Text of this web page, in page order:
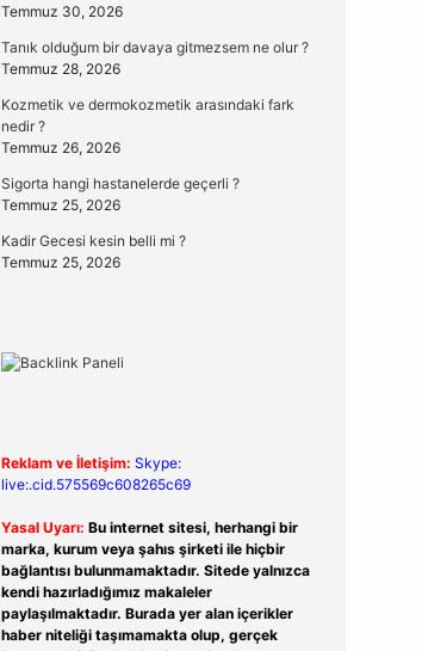
Temmuz 30, 2026
Tanık olduğum bir davaya gitmezsem ne olur ?
Temmuz 28, 2026
Kozmetik ve dermokozmetik arasındaki fark
nedir ?
Temmuz 26, 2026
Sigorta hangi hastanelerde geçerli ?
Temmuz 25, 2026
Kadir Gecesi kesin belli mi ?
Temmuz 25, 2026
Reklam ve İletişim: Skype:
live:.cid.575569c608265c69
Yasal Uyarı: Bu internet sitesi, herhangi bir
marka, kurum veya şahıs şirketi ile hiçbir
bağlantısı bulunmamaktadır. Sitede yalnızca
kendi hazırladığımız makaleler
paylaşılmaktadır. Burada yer alan içerikler
haber niteliği taşımamakta olup, gerçek